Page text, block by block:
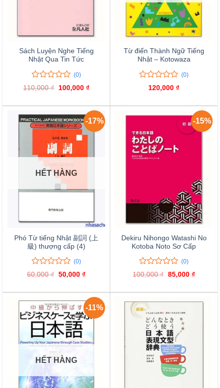
Sách Luyện Nghe Tiếng
Nhật Qua Tin Tức
0
trên
0
giá
(0)
110,000₫ Giá
110,000 ₫.
100,000 ₫Giá
là:
100,000 ₫.
Từ điển Thành Ngữ Tiếng
Nhật – Kotowaza
giá
(0)
120,000 ₫
-17%
HẾT HÀNG
Phó Từ tiếng Nhật 副詞 (上
級) thượng cấp (4)
0
trên
0
giá
(0)
60,000₫ Giá
60,000 ₫.
50,000 ₫Giá
là:
50,000 ₫.
-15%
Dekiru Nihongo Watashi No
Kotoba Noto Sơ Cấp
0
trên
0
giá
(0)
100,000₫ Giá
100,000 ₫.
85,000 ₫Giá
là:
85,000
-11%
HẾT HÀNG